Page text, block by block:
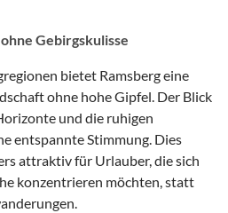
Gebirgskulisse
bietet Ramsberg eine
ohne hohe Gipfel. Der Blick
und die ruhigen
entspannte Stimmung. Dies
attraktiv für Urlauber, die sich
konzentrieren möchten, statt